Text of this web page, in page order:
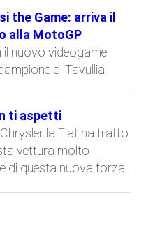
the Game: arriva il
alla MotoGP
nuovo videogame
di Tavullia
ti aspetti
Chrysler la Fiat ha tratto
vettura molto
di questa nuova forza